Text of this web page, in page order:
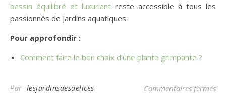
bassin équilibré et luxuriant reste accessible à tous les
passionnés de jardins aquatiques.
Pour approfondir :
Comment faire le bon choix d’une plante grimpante ?
Par lesjardinsdesdelices Commentaires fermés